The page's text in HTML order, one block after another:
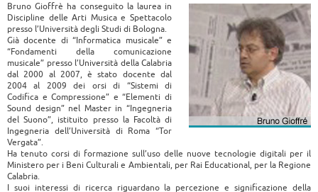
Bruno Gioffrè ha conseguito la laurea in
Discipline delle Arti Musica e Spettacolo
presso l’Università degli Studi di Bologna.
Già docente di “Informatica musicale” e
“Fondamenti della comunicazione
musicale” presso l’Università della Calabria
dal 2000 al 2007, è stato docente dal
2004 al 2009 dei orsi di “Sistemi di
Codifica e Compressione” e “Elementi di
Sound design” nel Master in “Ingegneria
del Suono”, istituito presso la Facoltà di
Ingegneria dell’Università di Roma “Tor
Vergata”.
Ha tenuto corsi di formazione sull’uso delle nuove tecnologie digitali per il
Ministero per i Beni Culturali e Ambientali, per Rai Educational, per la Regione
Calabria.
I suoi interessi di ricerca riguardano la percezione e significazione della